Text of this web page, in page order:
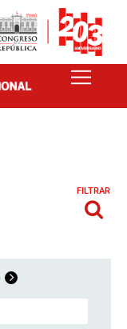
FILTRAR